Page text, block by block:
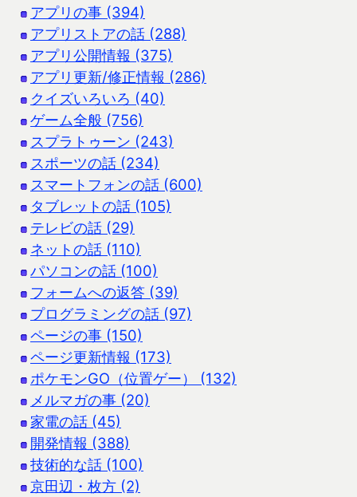
アプリの事 (394)
アプリストアの話 (288)
アプリ公開情報 (375)
アプリ更新/修正情報 (286)
クイズいろいろ (40)
ゲーム全般 (756)
スプラトゥーン (243)
スポーツの話 (234)
スマートフォンの話 (600)
タブレットの話 (105)
テレビの話 (29)
ネットの話 (110)
パソコンの話 (100)
フォームへの返答 (39)
プログラミングの話 (97)
ページの事 (150)
ページ更新情報 (173)
ポケモンGO（位置ゲー） (132)
メルマガの事 (20)
家電の話 (45)
開発情報 (388)
技術的な話 (100)
京田辺・枚方 (2)